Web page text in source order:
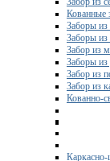
Кованные
Заборы из
Заборы из
Забор из
Заборы из
Забор из
Забор из
Кованно-